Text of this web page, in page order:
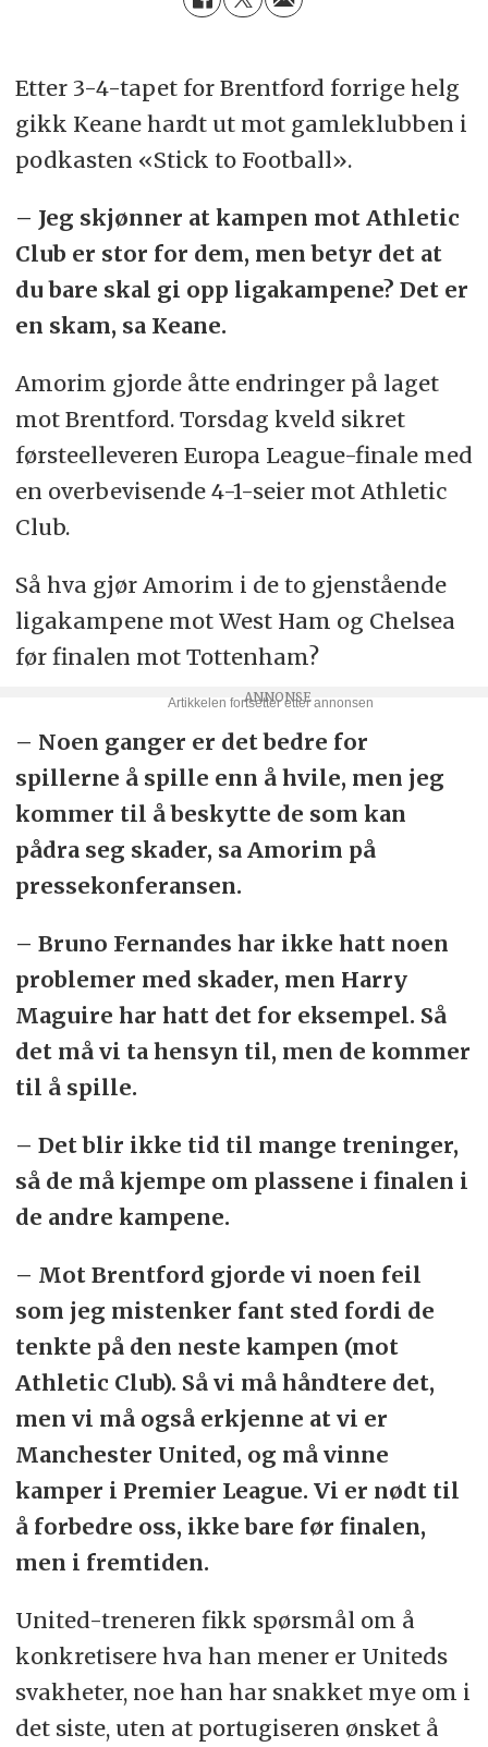
Etter 3-4-tapet for Brentford forrige helg
gikk Keane hardt ut mot gamleklubben i
podkasten «Stick to Football».
– Jeg skjønner at kampen mot Athletic
Club er stor for dem, men betyr det at
du bare skal gi opp ligakampene? Det er
en skam, sa Keane.
Amorim gjorde åtte endringer på laget
mot Brentford. Torsdag kveld sikret
førsteelleveren Europa League-finale med
en overbevisende 4-1-seier mot Athletic
Club.
Så hva gjør Amorim i de to gjenstående
ligakampene mot West Ham og Chelsea
før finalen mot Tottenham?
– Noen ganger er det bedre for
spillerne å spille enn å hvile, men jeg
kommer til å beskytte de som kan
pådra seg skader, sa Amorim på
pressekonferansen.
– Bruno Fernandes har ikke hatt noen
problemer med skader, men Harry
Maguire har hatt det for eksempel. Så
det må vi ta hensyn til, men de kommer
til å spille.
– Det blir ikke tid til mange treninger,
så de må kjempe om plassene i finalen i
de andre kampene.
– Mot Brentford gjorde vi noen feil
som jeg mistenker fant sted fordi de
tenkte på den neste kampen (mot
Athletic Club). Så vi må håndtere det,
men vi må også erkjenne at vi er
Manchester United, og må vinne
kamper i Premier League. Vi er nødt til
å forbedre oss, ikke bare før finalen,
men i fremtiden.
United-treneren fikk spørsmål om å
konkretisere hva han mener er Uniteds
svakheter, noe han har snakket mye om i
det siste, uten at portugiseren ønsket å